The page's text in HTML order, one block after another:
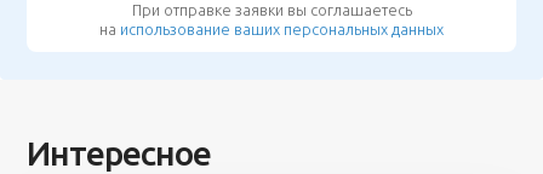
При отправке заявки вы соглашаетесь
на использование ваших персональных данных
Интересное